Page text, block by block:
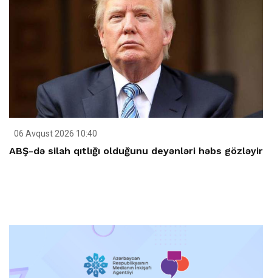
06 Avqust 2026 10:40
ABŞ-də silah qıtlığı olduğunu deyənləri həbs gözləyir